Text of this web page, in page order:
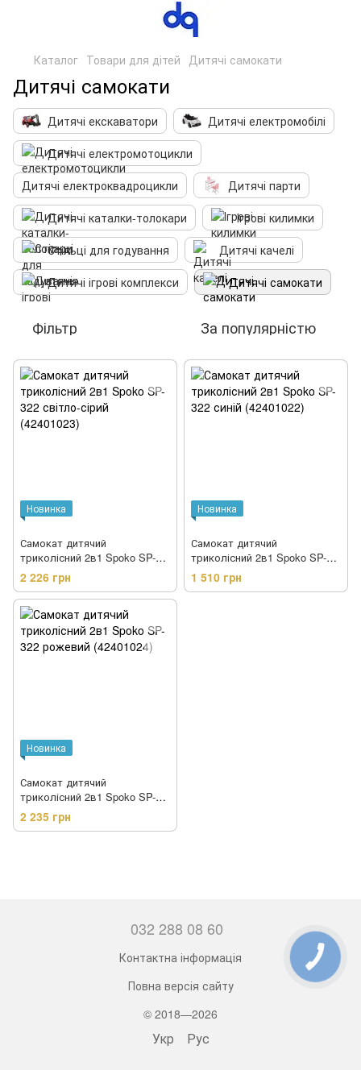
Каталог Товари для дітей Дитячі самокати
Дитячі самокати
Дитячі екскаватори
Дитячі електромобілі
Дитячі електромотоцикли
Дитячі електроквадроцикли
Дитячі парти
Дитячі каталки-толокари
Ігрові килимки
Стільці для годування
Дитячі качелі
Дитячі ігрові комплекси
Дитячі самокати
Фільтр За популярністю
Новинка
Самокат дитячий
триколісний 2в1 Spoko SP-
322 світло-сірий (42401023)
2 226 грн
Новинка
Самокат дитячий
триколісний 2в1 Spoko SP-
322 синій (42401022)
1 510 грн
Новинка
Самокат дитячий
триколісний 2в1 Spoko SP-
322 рожевий (42401024)
2 235 грн
032 288 08 60
Контактна інформація
Повна версія сайту
© 2018—2026
Укр Рус